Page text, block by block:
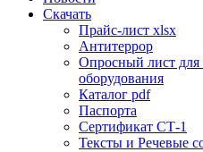
Скачать
Прайс-лист xlsx
Антитеррор
Опросный лист
оборудования
Каталог pdf
Паспорта
Сертификат СТ-1
Тексты и Речевые